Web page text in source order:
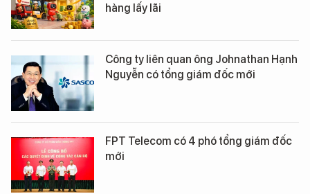
hàng lấy lãi
Công ty liên quan ông Johnathan Hạnh
Nguyễn có tổng giám đốc mới
FPT Telecom có 4 phó tổng giám đốc
mới